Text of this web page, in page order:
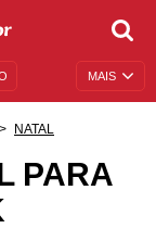
MAIS
NATAL
PARA